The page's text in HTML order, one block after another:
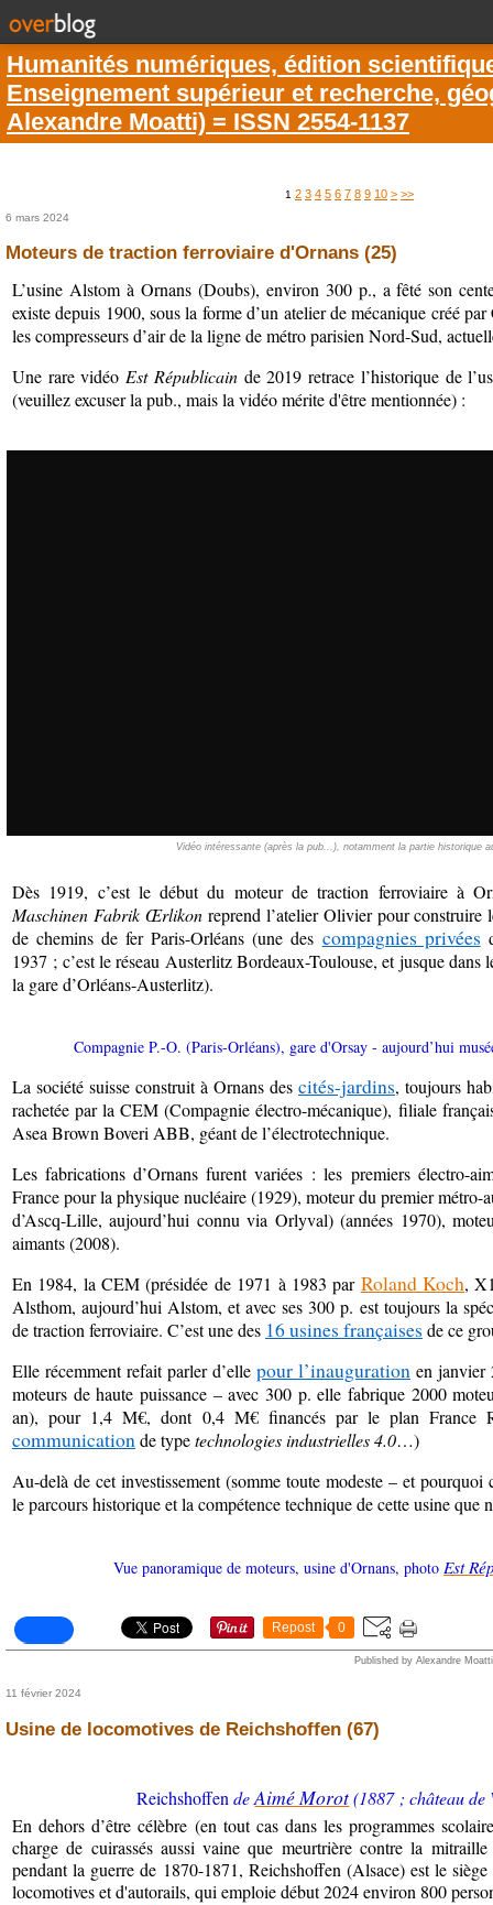
Humanités numériques, édition
Enseignement supérieur et recherche,
Alexandre Moatti) = ISSN 2554-1137
1 2 3 4 5 6 7 8 9 10 > >>
6 mars 2024
Moteurs de traction ferroviaire d'Ornans (25)
L’usine Alstom à Ornans (Doubs), environ 300 p., a fêté son
existe depuis 1900, sous la forme d’un atelier de mécanique créé
les compresseurs d’air de la ligne de métro parisien Nord-Sud,
Une rare vidéo Est Républicainde 2019 retrace l’historique de
(veuillez excuser la pub., mais la vidéo mérite d'être mentionnée) :
Vidéo intéressante (après la pub...), notamment la partie historique
Dès 1919, c’est le début du moteur de traction ferroviaire à
Maschinen Fabrik Œrlikonreprend l’atelier Olivier pour construire
de chemins de fer Paris-Orléans (une des compagnies privées
1937 ; c’est le réseau Austerlitz Bordeaux-Toulouse, et jusque dans
la gare d’Orléans-Austerlitz).
Compagnie P.-O. (Paris-Orléans), gare d'Orsay - aujourd’hui
La société suisse construit à Ornans des cités-jardins, toujours
rachetée par la CEM (Compagnie électro-mécanique), filiale
Asea Brown Boveri ABB, géant de l’électrotechnique.
Les fabrications d’Ornans furent variées : les premiers électro-
France pour la physique nucléaire (1929), moteur du premier
d’Ascq-Lille, aujourd’hui connu via Orlyval) (années 1970),
aimants (2008).
En 1984, la CEM (présidée de 1971 à 1983 par Roland Koch,
Alsthom, aujourd’hui Alstom, et avec ses 300 p. est toujours la
de traction ferroviaire. C’est une des 16 usines françaises de ce
Elle récemment refait parler d’elle pour l’inauguration en janvier
moteurs de haute puissance – avec 300 p. elle fabrique 2000
an), pour 1,4 M€, dont 0,4 M€ financés par le plan France
communicationde typetechnologies industrielles 4.0…)
Au-delà de cet investissement (somme toute modeste – et pourquoi
le parcours historique et la compétence technique de cette usine que
Vue panoramique de moteurs, usine d'Ornans, photo Est
Repost 0
Published by Alexandre Moatti
11 février 2024
Usine de locomotives de Reichshoffen (67)
Reichshoffen deAimé Morot(1887 ; château de
En dehors d’être célèbre (en tout cas dans les programmes
charge de cuirassés aussi vaine que meurtrière contre la
pendant la guerre de 1870-1871, Reichshoffen (Alsace) est le
locomotives et d'autorails, qui emploie début 2024 environ 800